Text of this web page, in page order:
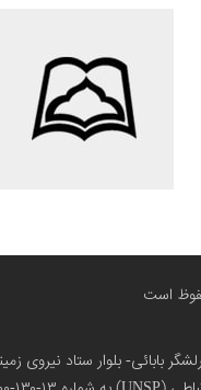
است
بابائی- بلوار ستاد نیروی